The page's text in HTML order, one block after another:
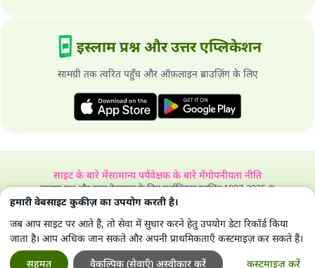
इस्लाम प्रश्न और उत्तर एप्लिकेशन
सामग्री तक त्वरित पहुँच और ऑफ़लाइन ब्राउज़िंग के लिए
साइट के बारे मेंसामान्य पर्यवेक्षक के बारे मेंगोपनीयता नीति
इस्लाम प्रश्न और उत्तर वेबसाइट के लिए सर्वाधिकार सुरक्षित 1997-2025 ©
हमारी वेबसाइट कुकीज़ का उपयोग करती है।
जब आप साइट पर आते हैं, तो सेवा में सुधार करने हेतु उपयोग डेटा रिकॉर्ड किया
जाता है। आप अधिक जान सकते और अपनी प्राथमिकताएँ कस्टमाइज़ कर सकते हैं।
कस्टमाइज़ करें
वैकल्पिक (सेवाएँ) अस्वीकार करें
सहमत